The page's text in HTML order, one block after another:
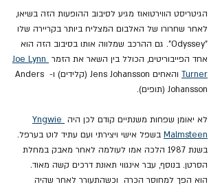
הגיטריסט הווירטואוז מגיע לסיבוב ההופעות הזה בשיאו,
לאחר שחרורו של האלבום המצליח ביותר בקריירה שלו
"Odyssey". גם ההרכב שמלווה אותו בסיבוב הזה הוא
אחד הפייבוריטים, הכולל בין השאר את הזמר Joe Lynn
Turner
והאחים Jens Johansson (קלידים) ו- Anders
Johansson (תופים).
לא יאומן שפחות משנתיים קודם לכן היה Yngwie
Malmsteen בשפל אישי ויצירתי ועם עתיד לוט בערפל.
בשנת 1987 הלכה אמו לעולמה לאחר מאבק במחלת
הסרטן. בנוסף, עבר אינגווי תאונת דרכים קשה מאוד.
הוא הפך למחוסר הכרה  וכשהתעורר לאחר שהיה